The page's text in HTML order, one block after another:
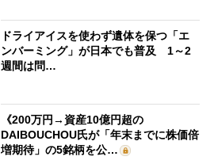
ドライアイスを使わず遺体を保つ「エ
ンバーミング」が日本でも普及 1～2
週間は問…
《200万円→資産10億円超の
DAIBOUCHOU氏が「年末までに株価倍
増期待」の5銘柄を公…